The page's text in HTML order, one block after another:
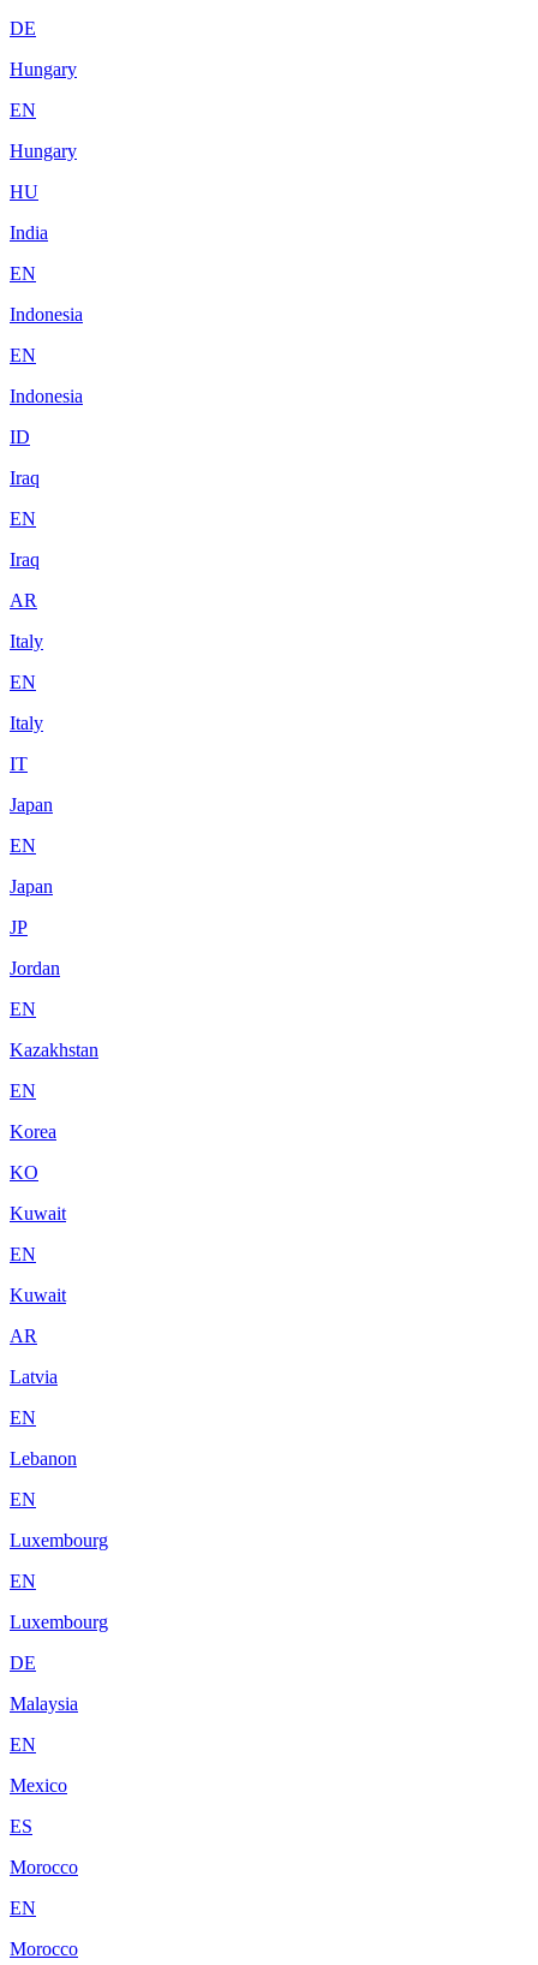
DE
Hungary
EN
Hungary
HU
India
EN
Indonesia
EN
Indonesia
ID
Iraq
EN
Iraq
AR
Italy
EN
Italy
IT
Japan
EN
Japan
JP
Jordan
EN
Kazakhstan
EN
Korea
KO
Kuwait
EN
Kuwait
AR
Latvia
EN
Lebanon
EN
Luxembourg
EN
Luxembourg
DE
Malaysia
EN
Mexico
ES
Morocco
EN
Morocco